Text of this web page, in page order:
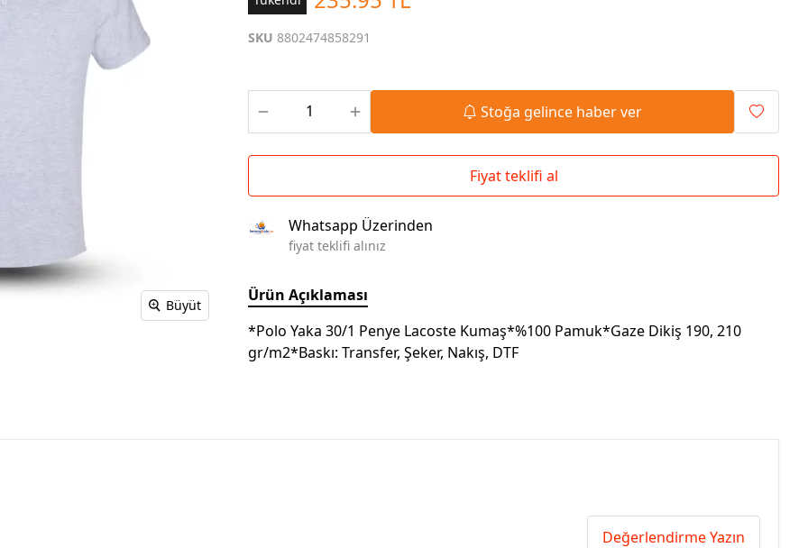
Kablosuz Şarj
Powerbank Defter
Wireless Masa Lambası
Branda | Afiş | Poster
Baskılı Masa Örtüsü
Büyüt
SKU 8802474858291
Stoğa gelince haber ver
Fiyat teklifi al
Whatsapp Üzerinden
fiyat teklifi alınız
Ürün Açıklaması
*Polo Yaka 30/1 Penye Lacoste Kumaş*%100 Pamuk*Gaze Dikiş 190, 210
gr/m2*Baskı: Transfer, Şeker, Nakış, DTF
Değerlendirme Yazın